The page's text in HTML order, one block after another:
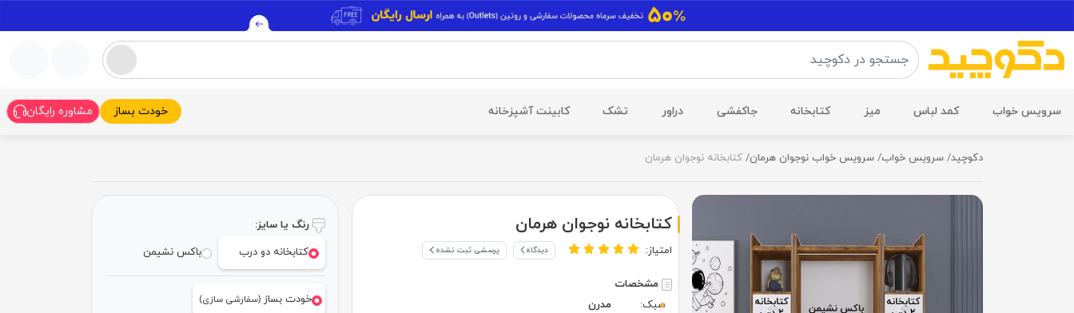
سرویس خواب کمد لباس میز کتابخانه جاکفشی دراور تشک کابینت آشپزخانه خودت بساز مشاوره رایگان
دکوچید سرویس خواب سرویس خواب نوجوان هرمان کتابخانه نوجوان هرمان
کتابخانه نوجوان هرمان
امتیاز: دیدگاه پرسشی ثبت نشده
مشخصات
سبک:
مدرن
رنگ یا سایز:
کتابخانه دو درب
باکس نشیمن
خودت بساز(سفارشی سازی)